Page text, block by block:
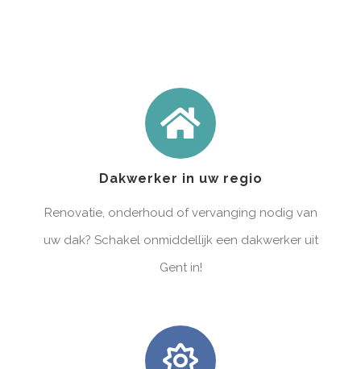
Dakwerker in uw regio
Renovatie, onderhoud of vervanging nodig van
uw dak? Schakel onmiddellijk een dakwerker uit
Gent in!